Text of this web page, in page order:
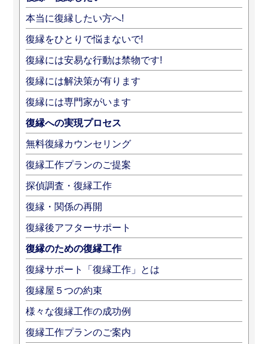
本当に復縁したい方へ!
復縁をひとりで悩まないで!
復縁には安易な行動は禁物です!
復縁には解決策が有ります
復縁には専門家がいます
復縁への実現プロセス
無料復縁カウンセリング
復縁工作プランのご提案
探偵調査・復縁工作
復縁・関係の再開
復縁後アフターサポート
復縁のための復縁工作
復縁サポート「復縁工作」とは
復縁屋５つの約束
様々な復縁工作の成功例
復縁工作プランのご案内